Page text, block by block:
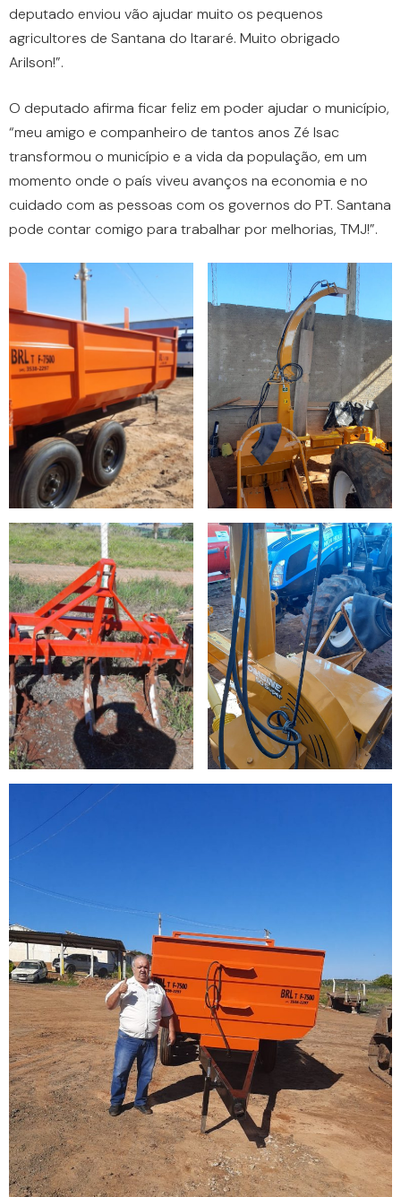
deputado enviou vão ajudar muito os pequenos
agricultores de Santana do Itararé. Muito obrigado
Arilson!”.
O deputado afirma ficar feliz em poder ajudar o município,
“meu amigo e companheiro de tantos anos Zé Isac
transformou o município e a vida da população, em um
momento onde o país viveu avanços na economia e no
cuidado com as pessoas com os governos do PT. Santana
pode contar comigo para trabalhar por melhorias, TMJ!”.